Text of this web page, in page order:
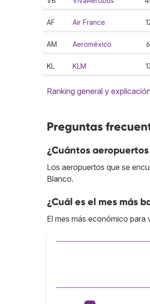
AF Air France
AM Aeroméxico
KL KLM
Ranking general y explicación
Preguntas
¿Cuántos
Los aeropuertos que se
Blanco.
¿Cuál es el mes más
El mes más económico para